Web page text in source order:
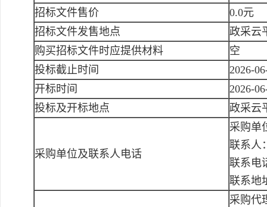
招标文件售价
0.0元
招标文件发售地点
政采云
购买招标文件时应提供材料
空
投标截止时间
2026-
开标时间
2026-
投标及开标地点
政采云
采购单位及联系人电话
采购单
联系人
联系电
联系地
采购代